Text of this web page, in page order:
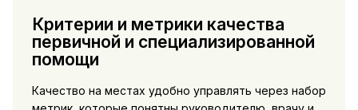
Критерии и метрики качества
первичной и специализированной
помощи
Качество на местах удобно управлять через набор